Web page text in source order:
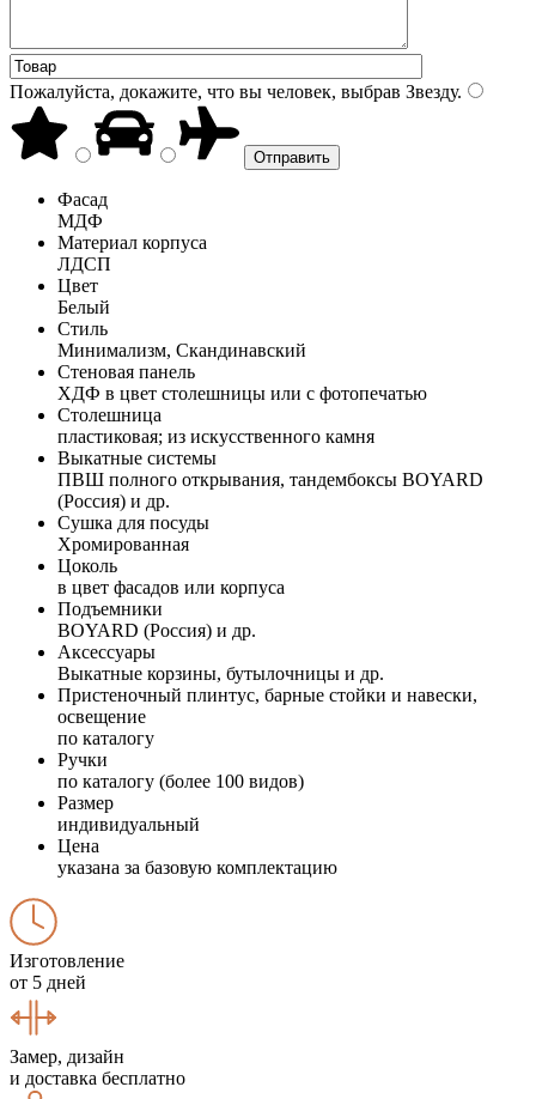
Пожалуйста, докажите, что вы человек, выбрав Звезду.
Фасад
МДФ
Материал корпуса
ЛДСП
Цвет
Белый
Стиль
Минимализм, Скандинавский
Стеновая панель
ХДФ в цвет столешницы или с фотопечатью
Столешница
пластиковая; из искусственного камня
Выкатные системы
ПВШ полного открывания, тандембоксы BOYARD
(Россия) и др.
Сушка для посуды
Хромированная
Цоколь
в цвет фасадов или корпуса
Подъемники
BOYARD (Россия) и др.
Аксессуары
Выкатные корзины, бутылочницы и др.
Пристеночный плинтус, барные стойки и навески,
освещение
по каталогу
Ручки
по каталогу (более 100 видов)
Размер
индивидуальный
Цена
указана за базовую комплектацию
Изготовление
от 5 дней
Замер, дизайн
и доставка бесплатно